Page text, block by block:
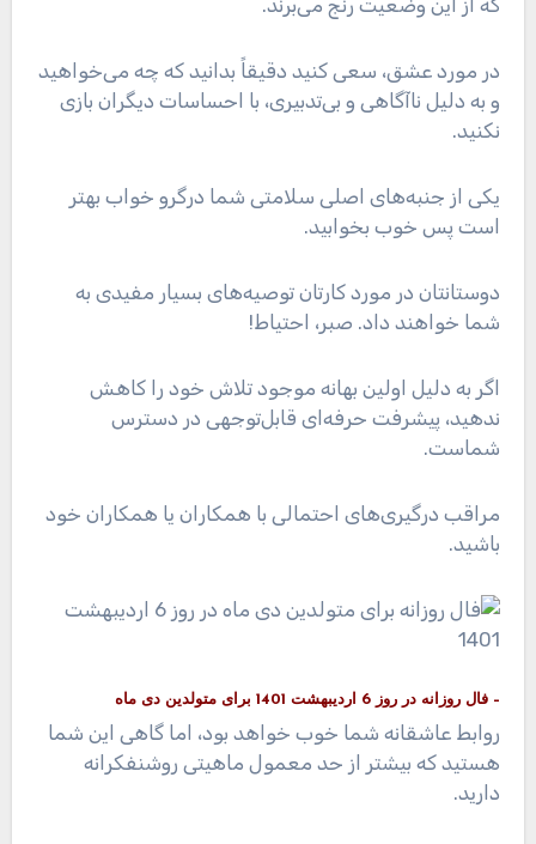
که از این وضعیت رنج می‌برند.
در مورد عشق، سعی کنید دقیقاً بدانید که چه می‌خواهید
و به دلیل ناآگاهی و بی‌تدبیری، با احساسات دیگران بازی
نکنید.
یکی از جنبه‌های اصلی سلامتی شما درگرو خواب بهتر
است پس خوب بخوابید.
دوستانتان در مورد کارتان توصیه‌های بسیار مفیدی به
شما خواهند داد. صبر، احتیاط!
اگر به دلیل اولین بهانه موجود تلاش خود را کاهش
ندهید، پیشرفت حرفه‌ای قابل‌توجهی در دسترس
شماست.
مراقب درگیری‌های احتمالی با همکاران یا همکاران خود
باشید.
– فال روزانه در روز 6 اردیبهشت 1401 برای متولدین دی ماه
روابط عاشقانه شما خوب خواهد بود، اما گاهی این شما
هستید که بیشتر از حد معمول ماهیتی روشنفکرانه
دارید.